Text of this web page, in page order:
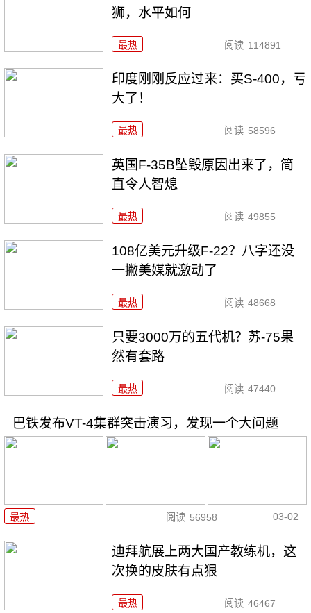
狮，水平如何
最热 阅读 114891
印度刚刚反应过来：买S-400，亏
大了！
最热 阅读 58596
英国F-35B坠毁原因出来了，简
直令人智熄
最热 阅读 49855
108亿美元升级F-22？八字还没
一撇美媒就激动了
最热 阅读 48668
只要3000万的五代机？苏-75果
然有套路
最热 阅读 47440
巴铁发布VT-4集群突击演习，发现一个大问题
最热 阅读 56958 03-02
迪拜航展上两大国产教练机，这
次换的皮肤有点狠
最热 阅读 46467